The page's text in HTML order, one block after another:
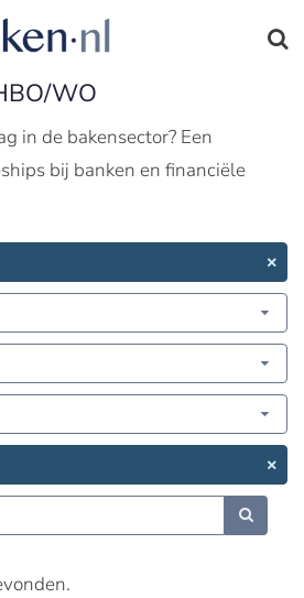
WO
in de bakensector? Een
bij banken en financiële